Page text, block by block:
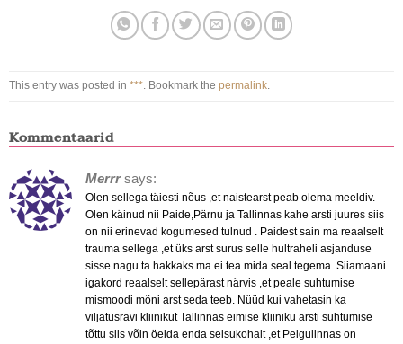
This entry was posted in ***. Bookmark the permalink.
Kommentaarid
Merrr says:
Olen sellega täiesti nõus ,et naistearst peab olema meeldiv.
Olen käinud nii Paide,Pärnu ja Tallinnas kahe arsti juures siis
on nii erinevad kogumesed tulnud . Paidest sain ma reaalselt
trauma sellega ,et üks arst surus selle hultraheli asjanduse
sisse nagu ta hakkaks ma ei tea mida seal tegema. Siiamaani
igakord reaalselt sellepärast närvis ,et peale suhtumise
mismoodi mõni arst seda teeb. Nüüd kui vahetasin ka
viljatusravi kliinikut Tallinnas eimise kliiniku arsti suhtumise
tõttu siis võin öelda enda seisukohalt ,et Pelgulinnas on